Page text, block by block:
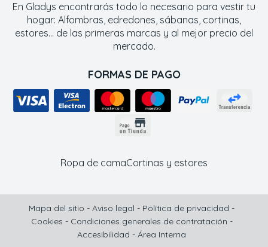
En Gladys encontrarás todo lo necesario para vestir tu
hogar: Alfombras, edredones, sábanas, cortinas,
estores... de las primeras marcas y al mejor precio del
mercado.
FORMAS DE PAGO
Ropa de camaCortinas y estores
Mapa del sitio - Aviso legal - Política de privacidad -
Cookies - Condiciones generales de contratación -
Accesibilidad - Área Interna